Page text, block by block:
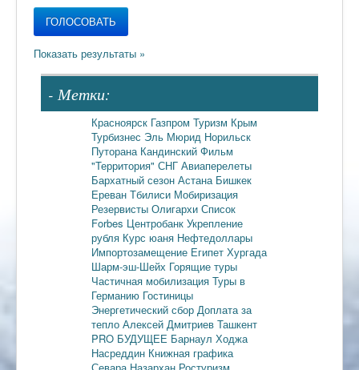
- Метки:
Красноярск Газпром Туризм Крым
Турбизнес Эль Мюрид Норильск
Путорана Кандинский Фильм
"Территория" СНГ Авиаперелеты
Бархатный сезон Астана Бишкек
Ереван Тбилиси Мобиризация
Резервисты Олигархи Список
Forbes Центробанк Укрепление
рубля Курс юаня Нефтедоллары
Импортозамещение Египет Хургада
Шарм-эш-Шейх Горящие туры
Частичная мобилизация Туры в
Германию Гостиницы
Энергетический сбор Доплата за
тепло Алексей Дмитриев Ташкент
PRO БУДУЩЕЕ Барнаул Ходжа
Насреддин Книжная графика